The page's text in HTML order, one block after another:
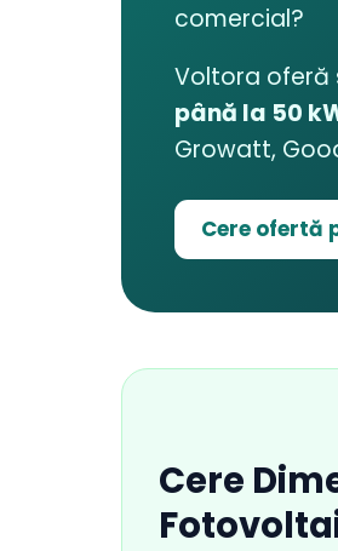
comercial?
Voltora
până la 50
Growatt,
Cere ofertă
Cere